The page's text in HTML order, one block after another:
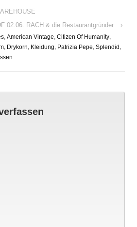
02.06. RACH & die Restaurantgründer
›
, American Vintage, Citizen Of Humanity,
, Drykorn, Kleidung, Patrizia Pepe, Splendid ,